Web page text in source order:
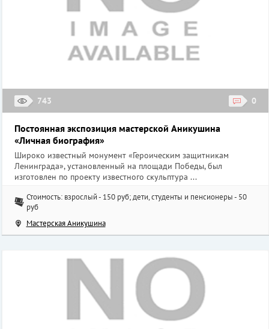
743 0
Постоянная экспозиция мастерской Аникушина
«Личная биография»
Широко известный монумент «Героическим защитникам
Ленинграда», установленный на площади Победы, был
изготовлен по проекту известного скульптура ...
Стоимость: взрослый - 150 руб; дети, студенты и пенсионеры - 50
руб
Мастерская Аникушина